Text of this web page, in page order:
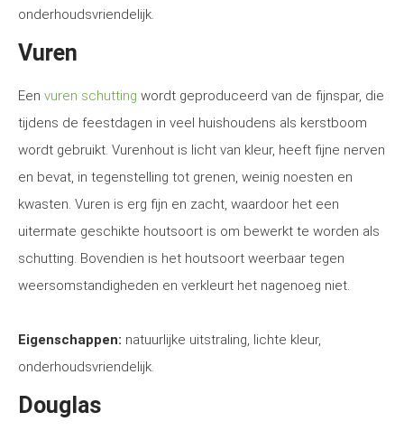
onderhoudsvriendelijk.
Vuren
Een vuren schutting wordt geproduceerd van de fijnspar, die
tijdens de feestdagen in veel huishoudens als kerstboom
wordt gebruikt. Vurenhout is licht van kleur, heeft fijne nerven
en bevat, in tegenstelling tot grenen, weinig noesten en
kwasten. Vuren is erg fijn en zacht, waardoor het een
uitermate geschikte houtsoort is om bewerkt te worden als
schutting. Bovendien is het houtsoort weerbaar tegen
weersomstandigheden en verkleurt het nagenoeg niet.
Eigenschappen: natuurlijke uitstraling, lichte kleur,
onderhoudsvriendelijk.
Douglas